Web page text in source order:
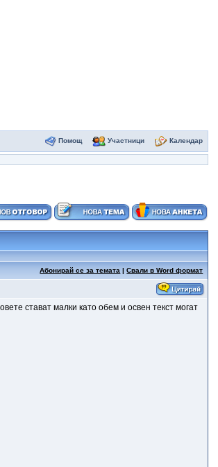
Помощ Участници Календар
Абонирай се за темата |Свали в Word формат
стават малки като обем и освен текст могат